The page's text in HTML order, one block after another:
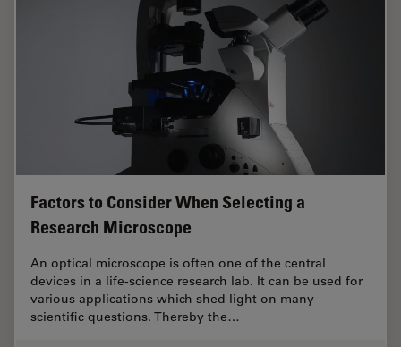
Factors to Consider When Selecting a
Research Microscope
An optical microscope is often one of the central
devices in a life-science research lab. It can be used for
various applications which shed light on many
scientific questions. Thereby the…